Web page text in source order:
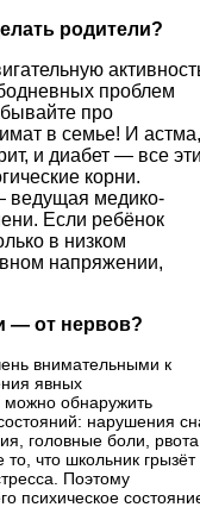
родители?
проблем
про
в семье! И астма,
и диабет — все
корни.
ведущая медико-
Если ребёнок
в низком
напряжении,
— от нервов?
внимательными к
явных
можно обнаружить
нарушения
головные боли,
что школьник грызёт
Поэтому
психическое